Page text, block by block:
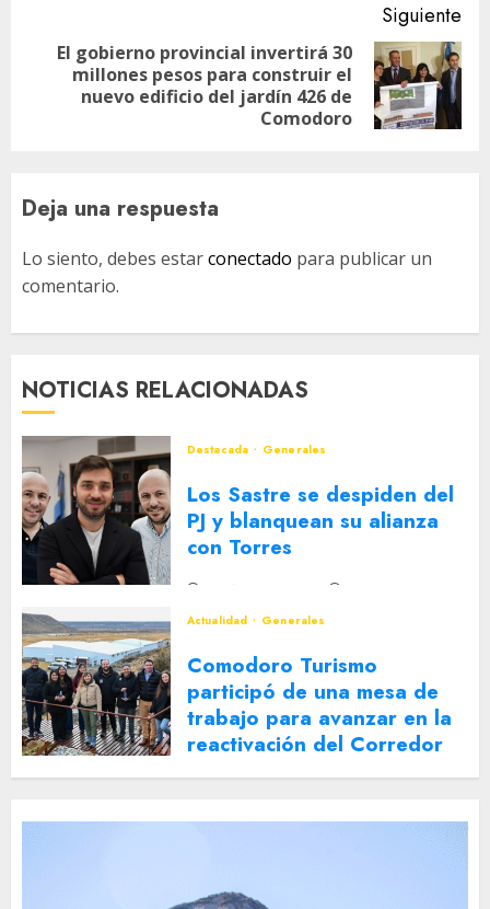
Siguiente
Siguiente
entrada:
El gobierno provincial invertirá 30
millones pesos para construir el
nuevo edificio del jardín 426 de
Comodoro
Deja una respuesta
Lo siento, debes estarconectado para publicar un
comentario.
NOTICIAS RELACIONADAS
Destacada Generales
Los Sastre se despiden del
PJ y blanquean su alianza
con Torres
2 DE AGOSTO DE 2026
Actualidad
Generales
Comodoro Turismo
participó de una mesa de
trabajo para avanzar en la
reactivación del Corredor
Turístico Integrado